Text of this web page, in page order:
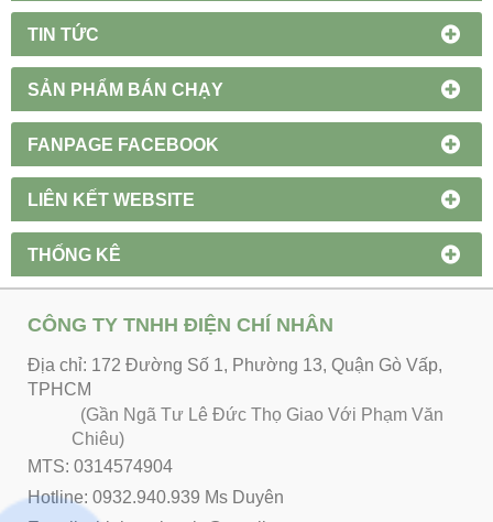
TIN TỨC
SẢN PHẨM BÁN CHẠY
FANPAGE FACEBOOK
LIÊN KẾT WEBSITE
THỐNG KÊ
CÔNG TY TNHH ĐIỆN CHÍ NHÂN
Địa chỉ: 172 Đường Số 1, Phường 13, Quận Gò Vấp,
TPHCM
(Gần Ngã Tư Lê Đức Thọ Giao Với Phạm Văn
Chiêu)
MTS: 0314574904
Hotline: 0932.940.939 Ms Duyên